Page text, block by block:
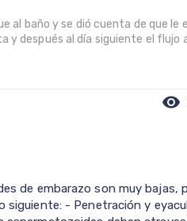
al baño y se dió cuenta de que le
y después al día siguiente el flujo
visibility
de embarazo son muy bajas,
siguiente: - Penetración y